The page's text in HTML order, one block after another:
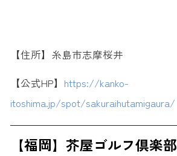
【住所】糸島市志摩桜井
【公式HP】 https://kanko-
itoshima.jp/spot/sakuraihutamigaura/
【福岡】芥屋ゴルフ倶楽部